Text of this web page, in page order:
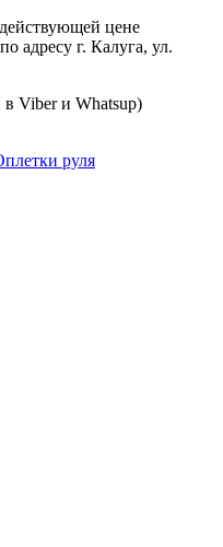
цене
адресу г. Калуга, ул.
в Viber и Whatsup)
руля